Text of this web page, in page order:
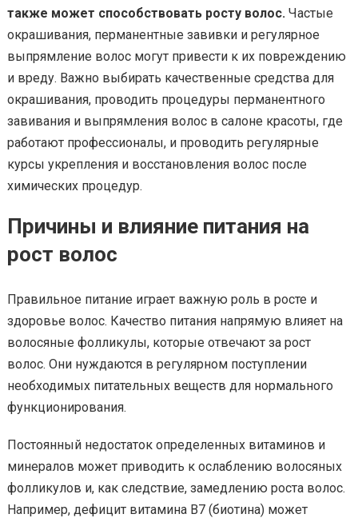
также может способствовать росту волос.Частые
окрашивания, перманентные завивки и регулярное
выпрямление волос могут привести к их повреждению
и вреду. Важно выбирать качественные средства для
окрашивания, проводить процедуры перманентного
завивания и выпрямления волос в салоне красоты, где
работают профессионалы, и проводить регулярные
курсы укрепления и восстановления волос после
химических процедур.
Причины и влияние питания на
рост волос
Правильное питание играет важную роль в росте и
здоровье волос. Качество питания напрямую влияет на
волосяные фолликулы, которые отвечают за рост
волос. Они нуждаются в регулярном поступлении
необходимых питательных веществ для нормального
функционирования.
Постоянный недостаток определенных витаминов и
минералов может приводить к ослаблению волосяных
фолликулов и, как следствие, замедлению роста волос.
Например, дефицит витамина В7 (биотина) может